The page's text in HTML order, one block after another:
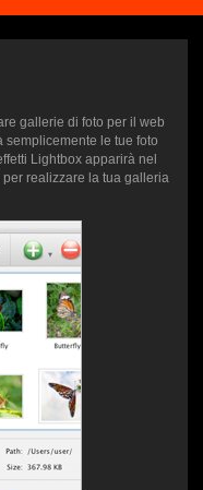
gallerie di foto per il web
semplicemente le tue foto
Lightbox apparirà nel
realizzare la tua galleria